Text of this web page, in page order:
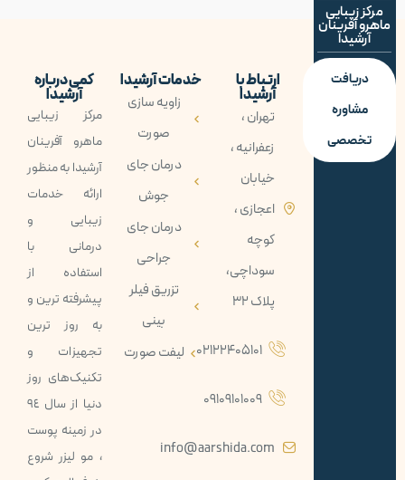
خدمات آرشیدا
زاویه سازی
صورت
درمان جای
جوش
درمان جای
جراحی
تزریق فیلر
بینی
لیفت صورت
کمی درباره
آرشیدا
مرکز زیبایی
ماهرو آفرينان
آرشيدا به منظور
ارائه خدمات
زيبايی و
درمانی با
استفاده از
پيشرفته ترين و
به روز ترين
تجهيزات و
تکنيک‌های روز
دنيا از سال ٩٤
در زمينه پوست
، مو ليزر شروع
ارتباط با
آرشیدا
تهران ،
زعفرانیه ،
خیابان
اعجازی ،
کوچه
سوداچی،
پلاک 32
02122405101
09109101009
info@aarshida.com
مرکز زیبایی
ماهرو آفرینان
آرشیدا
دریافت
مشاوره
تخصصی